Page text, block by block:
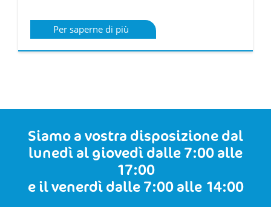
Per saperne di più
Siamo a vostra disposizione dal
lunedì al giovedì dalle 7:00 alle
17:00
e il venerdì dalle 7:00 alle 14:00